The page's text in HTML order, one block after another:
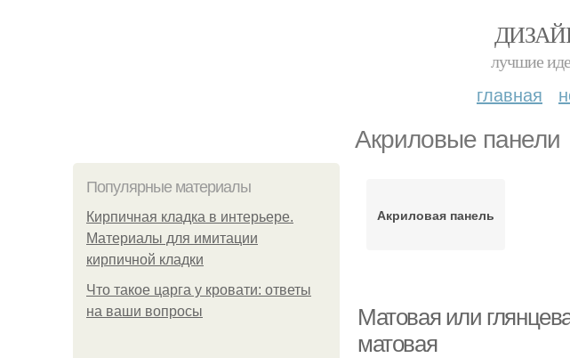
лучшие
главная
Акриловые панели
Популярные материалы
Кирпичная кладка в интерьере.
Материалы для имитации
кирпичной кладки
Что такое царга у кровати: ответы
на ваши вопросы
Акриловая панель
Матовая или
матовая